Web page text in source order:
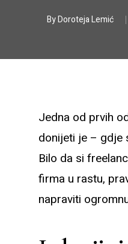
ByDoroteja Lemić
Jedna od prvih
donijeti je – gdje
Bilo da si
firma u rastu,
napraviti